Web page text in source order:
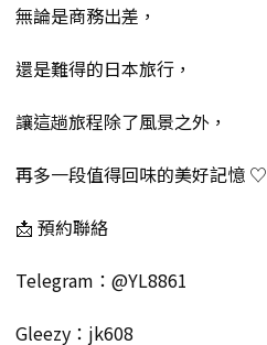
無論是商務出差，
還是難得的日本旅行，
讓這趟旅程除了風景之外，
再多一段值得回味的美好記憶 ♡
📩 預約聯絡
Telegram：@YL8861
Gleezy：jk608